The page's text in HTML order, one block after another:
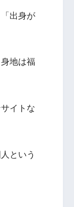
出身が
地は福
イトな
という